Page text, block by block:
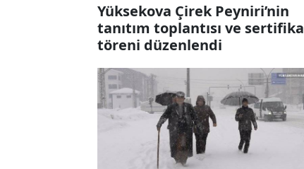
Yüksekova Çirek Peyniri’nin
tanıtım toplantısı ve sertifika
töreni düzenlendi